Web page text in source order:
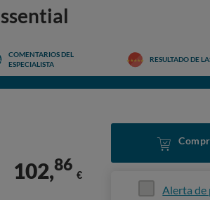
COMENTARIOS DEL
ESPECIALISTA
RESULTADO DE
102,86
€
Alerta de